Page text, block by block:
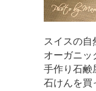
スイスの自
オーガニッ
手作り石鹸
石けんを買